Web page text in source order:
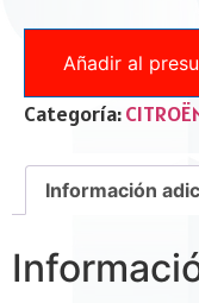
Añadir al
Categoría:
Información